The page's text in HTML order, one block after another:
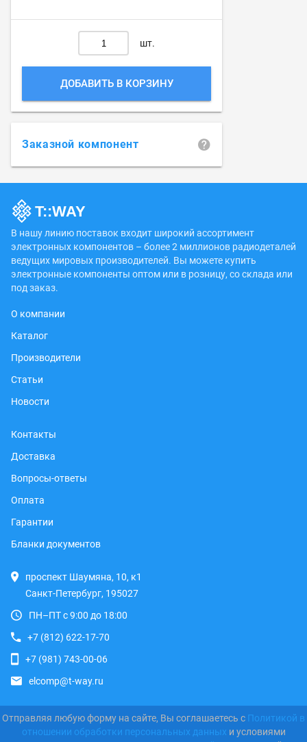
шт.
ДОБАВИТЬ В КОРЗИНУ
Заказной компонент
В нашу линию поставок входит широкий ассортимент
электронных компонентов – более 2 миллионов радиодеталей
ведущих мировых производителей. Вы можете купить
электронные компоненты оптом или в розницу, со склада или
под заказ.
О компании
Каталог
Производители
Статьи
Новости
Контакты
Доставка
Вопросы-ответы
Оплата
Гарантии
Бланки документов
проспект Шаумяна, 10, к1
Санкт-Петербург, 195027
ПН–ПТ с 9:00 до 18:00
+7 (812) 622-17-70
+7 (981) 743-00-06
elcomp@t-way.ru
Отправляя любую форму на сайте, Вы соглашаетесь с Политикой в
отношении обработки персональных данных и условиями